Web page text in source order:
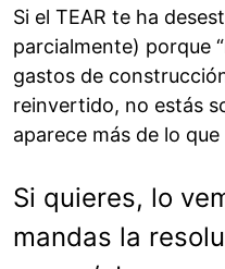
Si el TEAR te ha
parcialmente) porque
gastos de
reinvertido, no estás
aparece más de lo que
Si quieres, lo
mandas la